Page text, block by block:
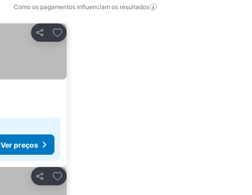
Como os pagamentos influenciam os resultados
Partilhar
Adicionar aos favoritos
Ver preços
Partilhar
Adicionar aos favoritos